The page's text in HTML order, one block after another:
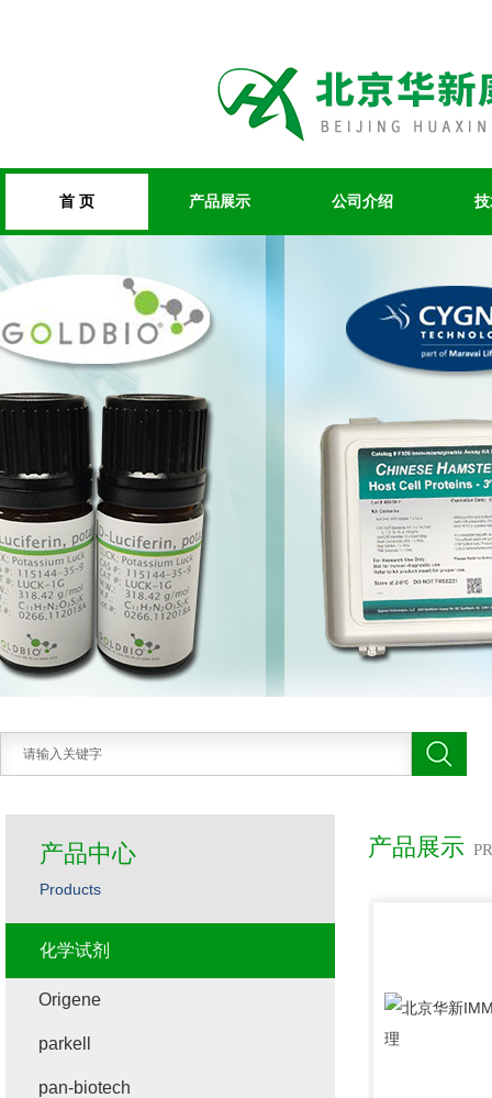
首 页 产品展示 公司介绍
产品展示
产品中心
Products
化学试剂
Origene
parkell
pan-biotech